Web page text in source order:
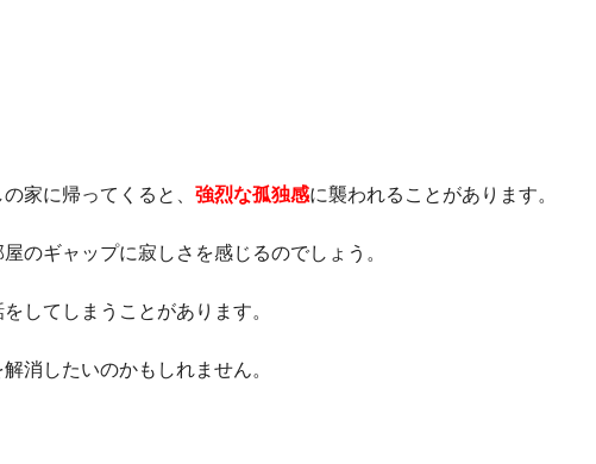
家に帰ってくると、 強烈な孤独感に襲われることがあります。
のギャップに寂しさを感じるのでしょう。
してしまうことがあります。
消したいのかもしれません。